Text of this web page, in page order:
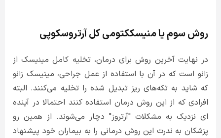
روش سوم یا منیسککتومی کل آرتروسکوپی
در نهایت آخرین روش برای درمان، تخلیه کامل مینیسک از
زانو است که در آن با استفاده از عمل جراحی، مینیسک زانو
که شاید به تکه‌های ریز تبدیل شده را تخلیه می‌کنند. البته
افرادی که از این روش درمان استفاده کنند احتمالا در آینده
ای نزدیک به مشکلات "آرتروز" دچار می‌شوند. از همین رو
پزشکان به ندرت این روش درمانی را به بیماران خود پیشنهاد